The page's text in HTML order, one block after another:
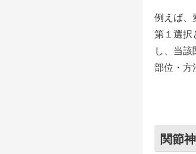
例えば、
第１選択
し、当
部位・方
関節